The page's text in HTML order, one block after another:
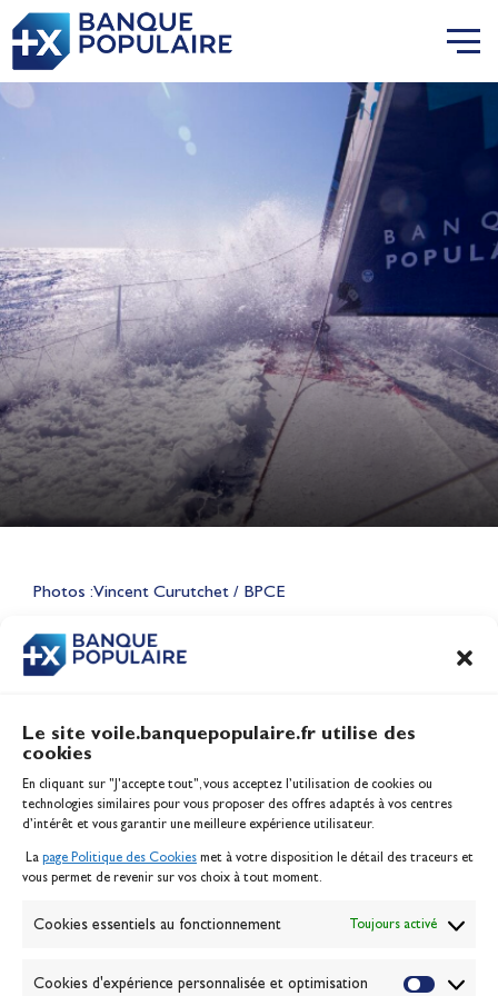
Le site voile.banquepopulaire.fr utilise des
cookies
En cliquant sur "J'accepte tout", vous acceptez l’utilisation de cookies ou
technologies similaires pour vous proposer des offres adaptés à vos centres
d’intérêt et vous garantir une meilleure expérience utilisateur.
La page Politique des Cookies met à votre disposition le détail des traceurs et
vous permet de revenir sur vos choix à tout moment.
Cookies essentiels au fonctionnement Toujours activé
Cookies d'expérience personnalisée et optimisation
Photos : Vincent Curutchet / BPCE
CONTENU
Lauriane Nolot en or à Long
Jeux Olympiques 2028
Inscription serveur média
Contact
Politique des cookies
Banque de la voile
Passion Voile TV